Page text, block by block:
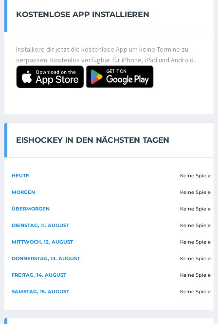
KOSTENLOSE APP INSTALLIEREN
Installiere dir jetzt die kostenlose App um keine Termine zu
verpassen. Kostenlos verfügbar für iPhone, iPad und Android.
EISHOCKEY IN DEN NÄCHSTEN TAGEN
HEUTE Keine Spiele
MORGEN Keine Spiele
ÜBERMORGEN Keine Spiele
DIENSTAG, 11. AUGUST Keine Spiele
MITTWOCH, 12. AUGUST Keine Spiele
DONNERSTAG, 13. AUGUST Keine Spiele
FREITAG, 14. AUGUST Keine Spiele
SAMSTAG, 15. AUGUST Keine Spiele